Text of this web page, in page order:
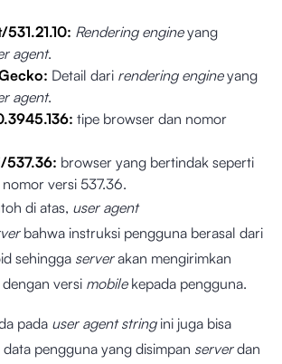
Rendering engineyang
agent.
Detail dari rendering engineyang
agent.
tipe browser dan nomor
537.36: browser yang bertindak seperti
versi 537.36.
di atas, user agent
bahwa instruksi pengguna berasal dari
sehingga serverakan mengirimkan
versi mobilekepada pengguna.
pada user agent stringini juga bisa
pengguna yang disimpan serverdan